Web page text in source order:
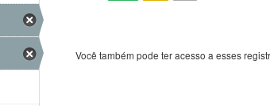
Você também pode ter acesso a esses